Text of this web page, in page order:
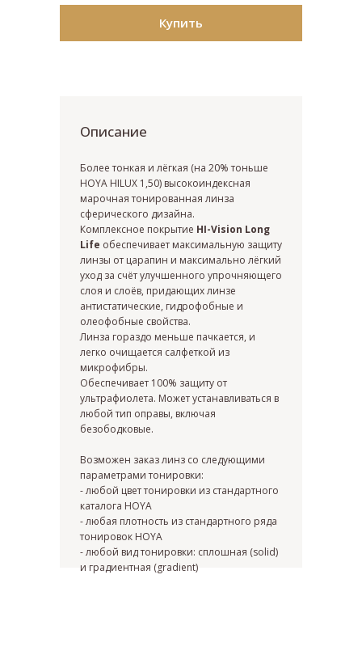
Более тонкая и лёгкая (на 20% тоньше
HOYA HILUX 1,50) высокоиндексная
марочная тонированная линза
сферического дизайна.
Комплексное покрытие HI-Vision Long
Life обеспечивает максимальную защиту
линзы от царапин и максимально лёгкий
уход за счёт улучшенного упрочняющего
слоя и слоёв, придающих линзе
антистатические, гидрофобные и
олеофобные свойства.
Линза гораздо меньше пачкается, и
легко очищается салфеткой из
микрофибры.
Обеспечивает 100% защиту от
ультрафиолета. Может устанавливаться в
любой тип оправы, включая
безободковые.
Возможен заказ линз со следующими
параметрами тонировки:
- любой цвет тонировки из стандартного
каталога HOYA
- любая плотность из стандартного ряда
тонировок HOYA
- любой вид тонировки: сплошная (solid)
и градиентная (gradient)
Описание
Купить
Закажите обратный
Я согласен с политикойконфиденциальности
Жду звонка
ИП Матвеева Олеся Олеговна
165504091303
ОГРНИП
325169000100092